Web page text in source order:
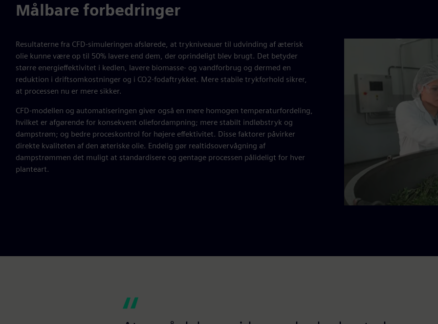
Målbare forbedringer
Resultaterne fra CFD-simuleringen afslørede, at trykniveauer til udvinding af æterisk
olie kunne være op til 50% lavere end dem, der oprindeligt blev brugt. Det betyder
større energieffektivitet i kedlen, lavere biomasse- og vandforbrug og dermed en
reduktion i driftsomkostninger og i CO2-fodaftrykket. Mere stabile trykforhold sikrer,
at processen nu er mere sikker.
CFD-modellen og automatiseringen giver også en mere homogen temperaturfordeling,
hvilket er afgørende for konsekvent oliefordampning; mere stabilt indløbstryk og
dampstrøm; og bedre proceskontrol for højere effektivitet. Disse faktorer påvirker
direkte kvaliteten af den æteriske olie. Endelig gør realtidsovervågning af
dampstrømmen det muligt at standardisere og gentage processen pålideligt for hver
planteart.